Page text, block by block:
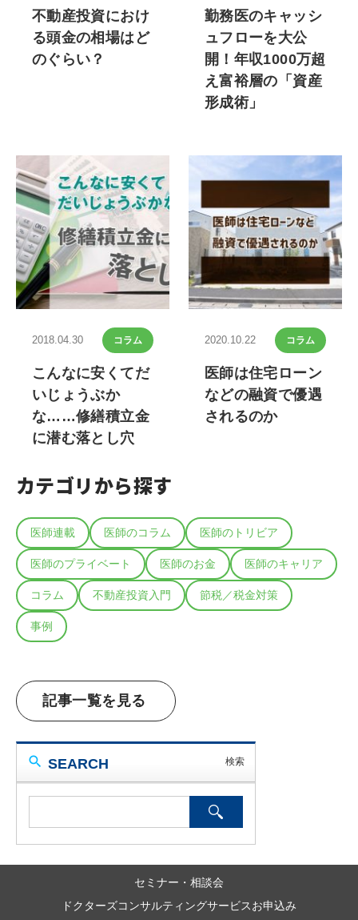
不動産投資におけ
る頭金の相場はど
のぐらい？
勤務医のキャッシ
ュフローを大公
開！年収1000万超
え富裕層の「資産
形成術」
2018.04.30 コラム
こんなに安くてだ
いじょうぶか
な……修繕積立金
に潜む落とし穴
2020.10.22 コラム
医師は住宅ローン
などの融資で優遇
されるのか
カテゴリから探す
医師連載 医師のコラム 医師のトリビア
医師のプライベート 医師のお金 医師のキャリア
コラム 不動産投資入門 節税／税金対策
事例
記事一覧を見る
SEARCH
セミナー・相談会
ドクターズコンサルティングサービスお申込み